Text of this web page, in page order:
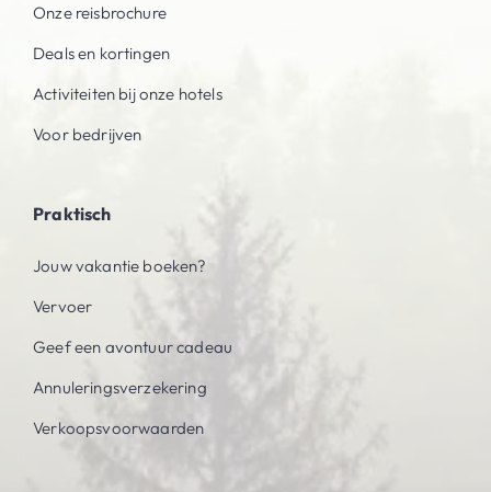
Onze reisbrochure
Deals en kortingen
Activiteiten bij onze hotels
Voor bedrijven
Praktisch
Jouw vakantie boeken?
Vervoer
Geef een avontuur cadeau
Annuleringsverzekering
Verkoopsvoorwaarden